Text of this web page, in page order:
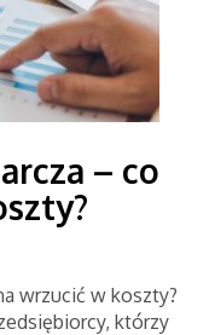
– co
wrzucić w koszty?
którzy